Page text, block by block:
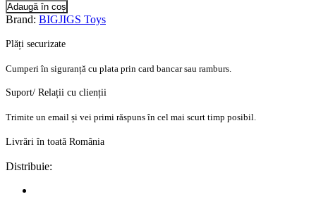
Adaugă în coș
Brand: BIGJIGS Toys
Plăți securizate
Cumperi în siguranță cu plata prin card bancar sau ramburs.
Suport/ Relații cu clienții
Trimite un email și vei primi răspuns în cel mai scurt timp posibil.
Livrări în toată România
Distribuie: